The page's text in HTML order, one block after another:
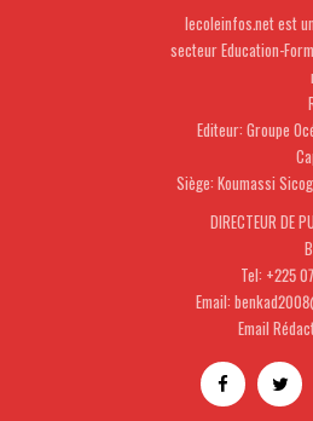
lecoleinfos.net est
secteur Education-
Editeur: Groupe
Siège: Koumassi
DIRECTEUR DE
Tel: +225
Email:
Email